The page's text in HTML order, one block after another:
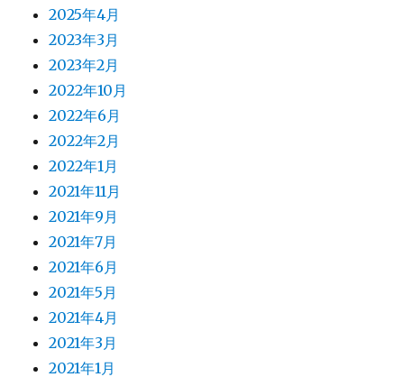
2025年4月
2023年3月
2023年2月
2022年10月
2022年6月
2022年2月
2022年1月
2021年11月
2021年9月
2021年7月
2021年6月
2021年5月
2021年4月
2021年3月
2021年1月